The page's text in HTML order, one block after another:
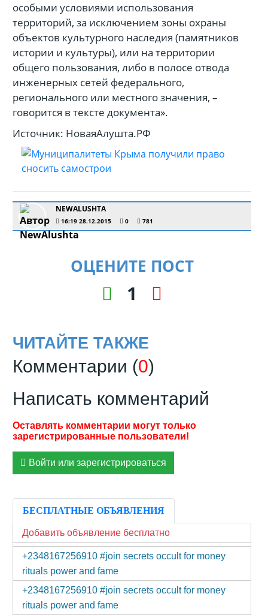
особыми условиями использования
территорий, за исключением зоны охраны
объектов культурного наследия (памятников
истории и культуры), или на территории
общего пользования, либо в полосе отвода
инженерных сетей федерального,
регионального или местного значения, –
говорится в тексте документа».
Источник: НоваяАлушта.РФ
NEWALUSHTA
16:19 28.12.2015 0 781
ОЦЕНИТЕ ПОСТ
1
ЧИТАЙТЕ ТАКЖЕ
Комментарии (0)
Написать комментарий
Войти или зарегистрироваться
БЕСПЛАТНЫЕ ОБЪЯВЛЕНИЯ
Добавить объявление бесплатно
+2348167256910 #join secrets occult for money
rituals power and fame
+2348167256910 #join secrets occult for money
rituals power and fame